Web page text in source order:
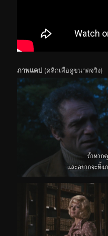
ภาพแคป (คลิกเพื่อดูขนาดจริง)